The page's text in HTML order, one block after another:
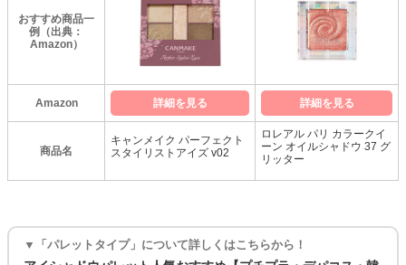
おすすめ商品一
例（出典：
Amazon）
Amazon 詳細を見る 詳細を見る
商品名
キャンメイク パーフェクト
スタイリストアイズ v02
ロレアル パリ カラークイ
ーン オイルシャドウ 37 グ
リッター
▼「パレットタイプ」について詳しくはこちらから！